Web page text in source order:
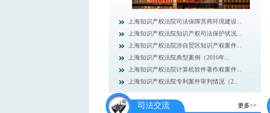
上海知识产权法院司法保障营商环境建设...
上海知识产权法院知识产权司法保护状况...
上海知识产权法院涉自贸区知识产权案件...
上海知识产权法院典型案例（2016年...
上海知识产权法院计算机软件著作权案件...
上海知识产权法院专利案件审判情况（2...
更多>>
司法交流